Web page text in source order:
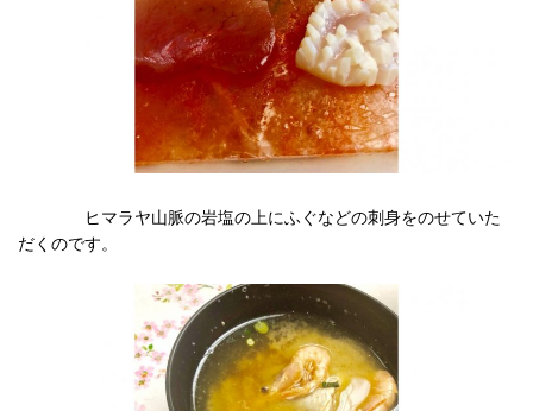
ヒマラヤ山脈の岩塩の上にふぐなどの刺身をのせていた
だくのです。